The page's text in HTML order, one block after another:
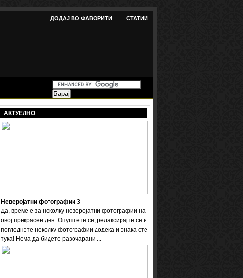
ДОДАЈ ВО ФАВОРИТИ СТАТИИ
АКТУЕЛНО
Неверојатни фотографии 3
Да, време е за неколку неверојатни фотографии на
овој прекрасен ден. Опуштете се, релаксирајте се и
погледнете неколку фотографии додека и онака сте
тука! Нема да бидете разочарани ...